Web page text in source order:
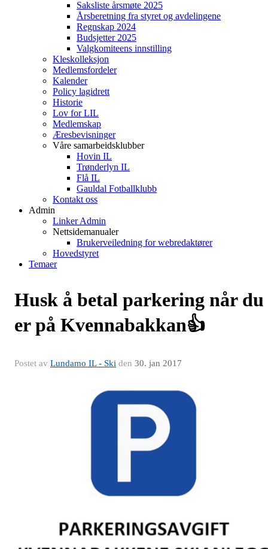
Saksliste årsmøte 2025
Årsberetning fra styret og avdelingene
Regnskap 2024
Budsjetter 2025
Valgkomiteens innstilling
Kleskolleksjon
Medlemsfordeler
Kalender
Policy lagidrett
Historie
Lov for LIL
Medlemskap
Æresbevisninger
Våre samarbeidsklubber
Hovin IL
Trønderlyn IL
Flå IL
Gauldal Fotballklubb
Kontakt oss
Admin
Linker Admin
Nettsidemanualer
Brukerveiledning for webredaktører
Hovedstyret
Temaer
Husk å betal parkering når du
er på Kvennabakkan👍
Postet av Lundamo IL - Ski den 30. jan 2017